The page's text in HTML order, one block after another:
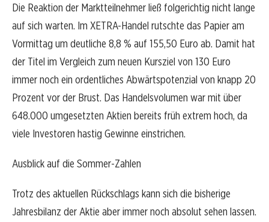
Die Reaktion der Marktteilnehmer ließ folgerichtig nicht lange
auf sich warten. Im XETRA-Handel rutschte das Papier am
Vormittag um deutliche 8,8 % auf 155,50 Euro ab. Damit hat
der Titel im Vergleich zum neuen Kursziel von 130 Euro
immer noch ein ordentliches Abwärtspotenzial von knapp 20
Prozent vor der Brust. Das Handelsvolumen war mit über
648.000 umgesetzten Aktien bereits früh extrem hoch, da
viele Investoren hastig Gewinne einstrichen.
Ausblick auf die Sommer-Zahlen
Trotz des aktuellen Rückschlags kann sich die bisherige
Jahresbilanz der Aktie aber immer noch absolut sehen lassen.